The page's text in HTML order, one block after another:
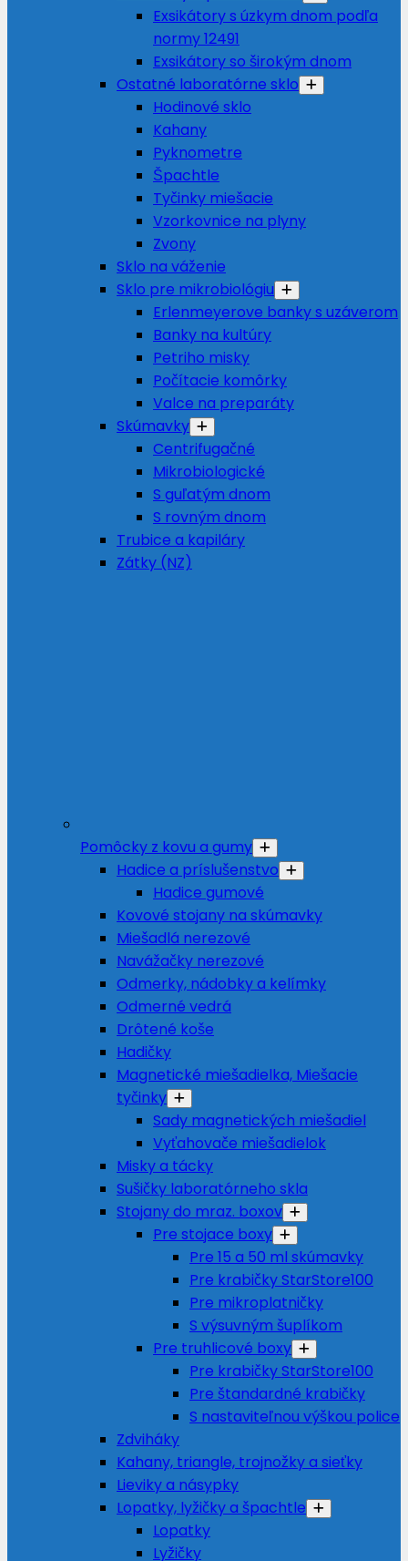
Exsikátory s úzkym dnom podľa
normy 12491
Exsikátory so širokým dnom
Ostatné laboratórne sklo
Hodinové sklo
Kahany
Pyknometre
Špachtle
Tyčinky miešacie
Vzorkovnice na plyny
Zvony
Sklo na váženie
Sklo pre mikrobiológiu
Erlenmeyerove banky s uzáverom
Banky na kultúry
Petriho misky
Počítacie komôrky
Valce na preparáty
Skúmavky
Centrifugačné
Mikrobiologické
S guľatým dnom
S rovným dnom
Trubice a kapiláry
Zátky (NZ)
Pomôcky z kovu a gumy
Hadice a príslušenstvo
Hadice gumové
Kovové stojany na skúmavky
Miešadlá nerezové
Navážačky nerezové
Odmerky, nádobky a kelímky
Odmerné vedrá
Drôtené koše
Hadičky
Magnetické miešadielka, Miešacie
tyčinky
Sady magnetických miešadiel
Vyťahovače miešadielok
Misky a tácky
Sušičky laboratórneho skla
Stojany do mraz. boxov
Pre stojace boxy
Pre 15 a 50 ml skúmavky
Pre krabičky StarStore100
Pre mikroplatničky
S výsuvným šuplíkom
Pre truhlicové boxy
Pre krabičky StarStore100
Pre štandardné krabičky
S nastaviteľnou výškou police
Zdviháky
Kahany, triangle, trojnožky a sieťky
Lieviky a násypky
Lopatky, lyžičky a špachtle
Lopatky
Lyžičky